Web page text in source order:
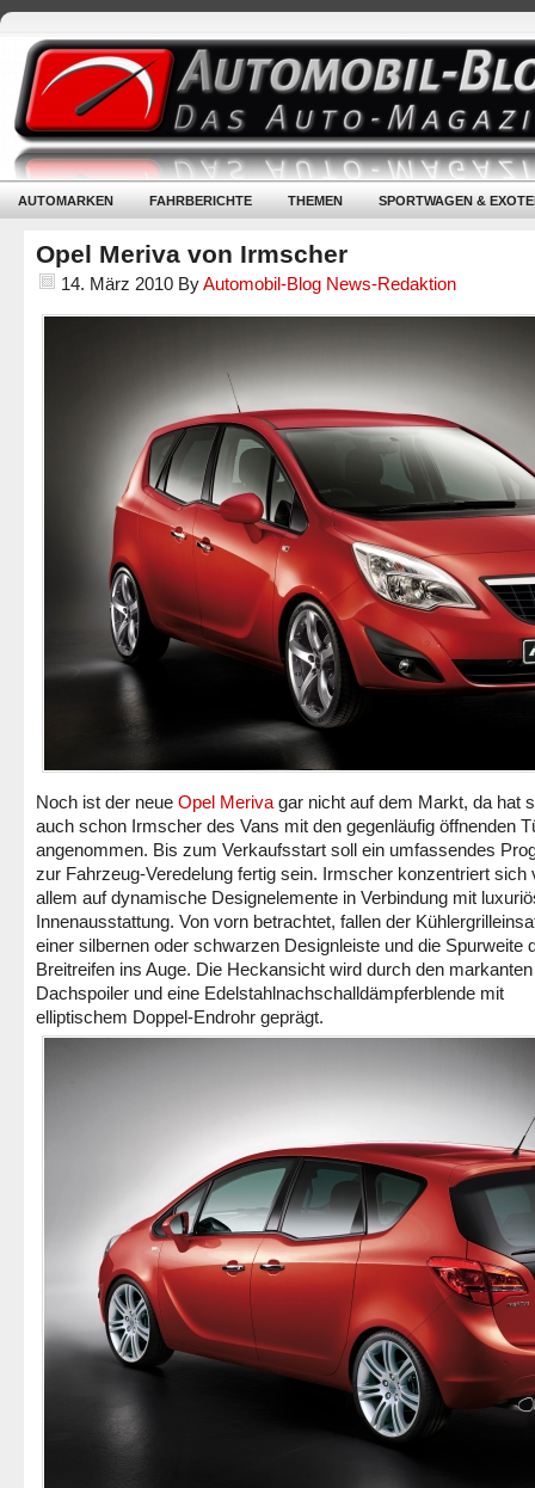
AUTOMARKEN FAHRBERICHTE THEMEN SPORTWAGEN &
Opel Meriva von Irmscher
14. März 2010 ByAutomobil-Blog News-Redaktion
Noch ist der neue Opel Meriva gar nicht auf dem Markt, da hat
auch schon Irmscher des Vans mit den gegenläufig öffnenden
angenommen. Bis zum Verkaufsstart soll ein umfassendes
zur Fahrzeug-Veredelung fertig sein. Irmscher konzentriert sich
allem auf dynamische Designelemente in Verbindung mit
Innenausstattung. Von vorn betrachtet, fallen der
einer silbernen oder schwarzen Designleiste und die Spurweite
Breitreifen ins Auge. Die Heckansicht wird durch den markanten
Dachspoiler und eine Edelstahlnachschalldämpferblende mit
elliptischem Doppel-Endrohr geprägt.